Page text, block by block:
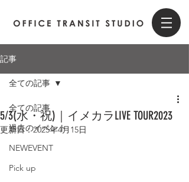
記事
全ての記事
過去のイベント
NEWEVENT
Pick up
全ての記事
5/3(水・祝)｜イメカラLIVE TOUR2023
更新日：2025年4月15日